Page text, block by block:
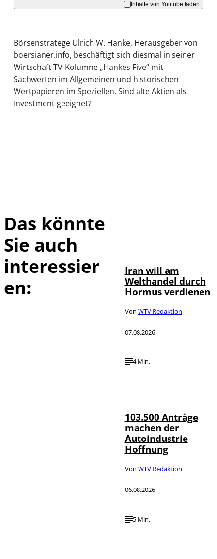
Inhalte von Youtube laden
Börsenstratege Ulrich W. Hanke, Herausgeber von
boersianer.info, beschäftigt sich diesmal in seiner
Wirtschaft TV-Kolumne „Hankes Five“ mit
Sachwerten im Allgemeinen und historischen
Wertpapieren im Speziellen. Sind alte Aktien als
Investment geeignet?
Das könnte
Sie auch
interessier
en:
Iran will am
Welthandel durch
Hormus verdienen
Von WTV Redaktion
07.08.2026
4 Min.
103.500 Anträge
machen der
Autoindustrie
Hoffnung
Von WTV Redaktion
06.08.2026
5 Min.